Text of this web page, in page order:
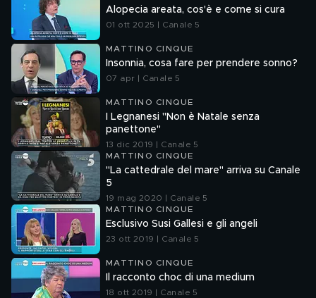
Alopecia areata, cos'è e come si cura
01 ott 2025 | Canale 5
MATTINO CINQUE
Insonnia, cosa fare per prendere sonno?
07 apr | Canale 5
MATTINO CINQUE
I Legnanesi "Non è Natale senza
panettone"
13 dic 2019 | Canale 5
MATTINO CINQUE
"La cattedrale del mare" arriva su Canale
5
19 mag 2020 | Canale 5
MATTINO CINQUE
Esclusivo Susi Gallesi e gli angeli
23 ott 2019 | Canale 5
MATTINO CINQUE
Il racconto choc di una medium
18 ott 2019 | Canale 5